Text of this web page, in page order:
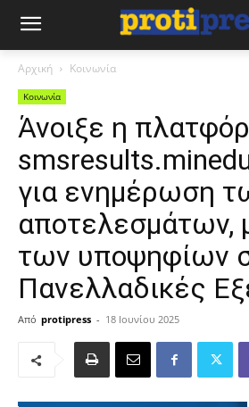
Αρχική Κοινωνία
Κοινωνία
Άνοιξε η
για ενημέρωση
αποτελεσμάτων,
των υποψηφίων
Πανελλαδικές
Από protipress - 18 Ιουνίου 2025